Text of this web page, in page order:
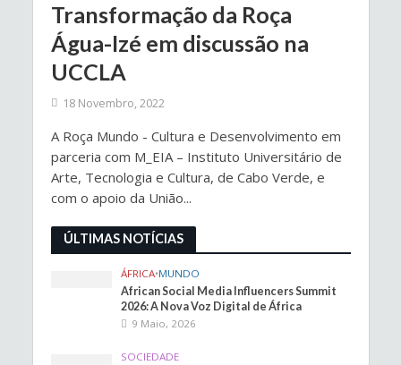
Transformação da Roça
Água-Izé em discussão na
UCCLA
18 Novembro, 2022
A Roça Mundo - Cultura e Desenvolvimento em
parceria com M_EIA – Instituto Universitário de
Arte, Tecnologia e Cultura, de Cabo Verde, e
com o apoio da União...
ÚLTIMAS NOTÍCIAS
ÁFRICA•MUNDO
African Social Media Influencers Summit
2026: A Nova Voz Digital de África
9 Maio, 2026
SOCIEDADE